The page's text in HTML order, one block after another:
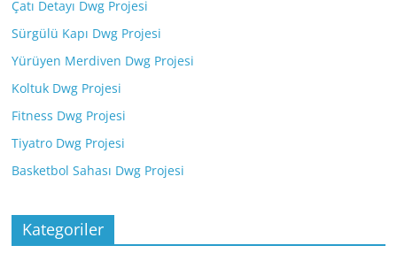
Çatı Detayı Dwg Projesi
Sürgülü Kapı Dwg Projesi
Yürüyen Merdiven Dwg Projesi
Koltuk Dwg Projesi
Fitness Dwg Projesi
Tiyatro Dwg Projesi
Basketbol Sahası Dwg Projesi
Kategoriler